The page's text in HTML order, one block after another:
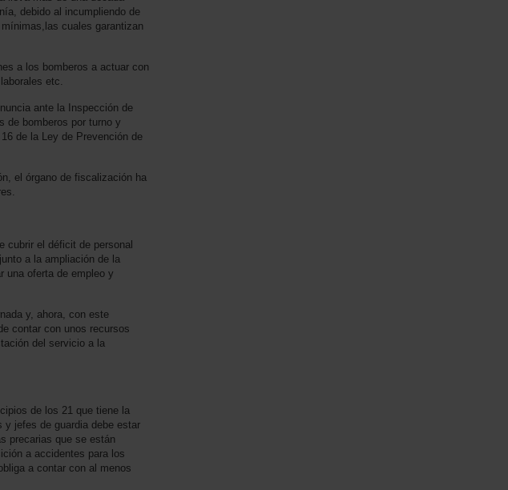
debido al incumpliendo de
cuales garantizan
a los bomberos a actuar con
etc.
ante la Inspección de
de bomberos por turno y
de la Ley de Prevención de
el órgano de fiscalización ha
cubrir el déficit de personal
a la ampliación de la
una oferta de empleo y
y, ahora, con este
contar con unos recursos
del servicio a la
de los 21 que tiene la
y jefes de guardia debe estar
precarias que se están
a accidentes para los
a contar con al menos